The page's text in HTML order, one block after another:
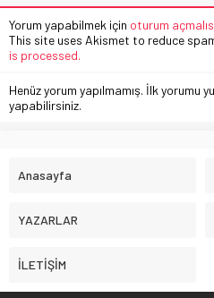
Yorum yapabilmek için oturum
This site uses Akismet to reduce
is processed.
Henüz yorum yapılmamış. İlk yorumu
yapabilirsiniz.
Anasayfa
YAZARLAR
İLETİŞİM